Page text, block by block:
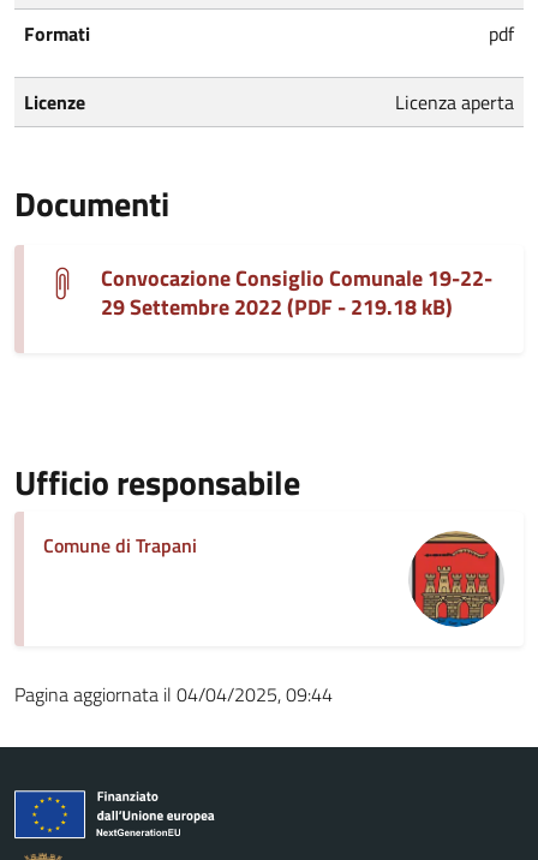
Formati
pdf
Licenze Licenza aperta
Documenti
Convocazione Consiglio Comunale 19-22-
29 Settembre 2022 (PDF - 219.18 kB)
Ufficio responsabile
Comune di Trapani
Pagina aggiornata il 04/04/2025, 09:44